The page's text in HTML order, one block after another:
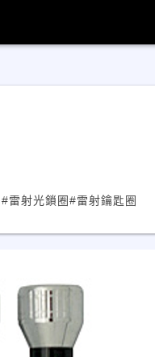
#雷射光鎖圈#雷射鑰匙圈